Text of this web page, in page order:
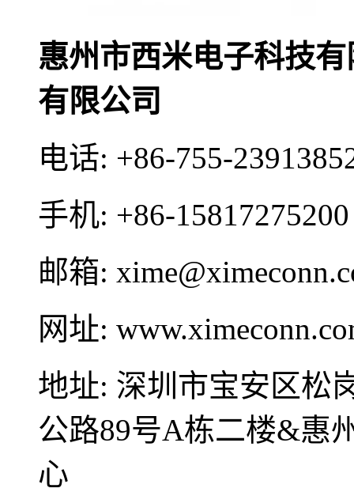
惠州市西米电子科技
有限公司
电话: +86-755-
手机: +86-15817275200
邮箱:
网址:
地址: 深圳市宝安区松
公路89号A栋二楼&惠
心